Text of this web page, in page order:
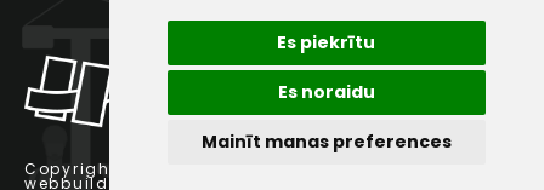
Es piekrītu
Es noraidu
Mainīt manas preferences
Copyright © 2025 Hards SIA.
webbuilding.lv
(+371) 63 881
186
info@hards.lv